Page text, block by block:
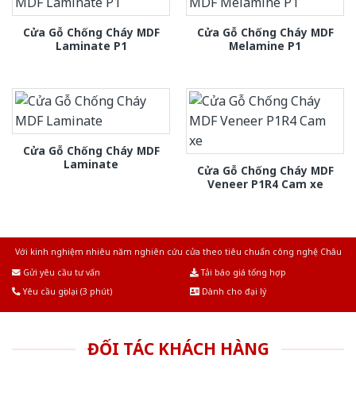
Cửa Gỗ Chống Cháy MDF
Laminate P1
Cửa Gỗ Chống Cháy MDF
Melamine P1
Cửa Gỗ Chống Cháy MDF
Laminate
Cửa Gỗ Chống Cháy MDF
Veneer P1R4 Cam xe
Với kinh nghiệm nhiêu năm nghiên cứu cửa theo tiêu chuẩn công nghệ Châu
Gửi yêu cầu tư vấn
Tải báo giá tổng hợp
Yêu cầu gọi lại (3 phút)
Dành cho đại lý
ĐỐI TÁC KHÁCH HÀNG